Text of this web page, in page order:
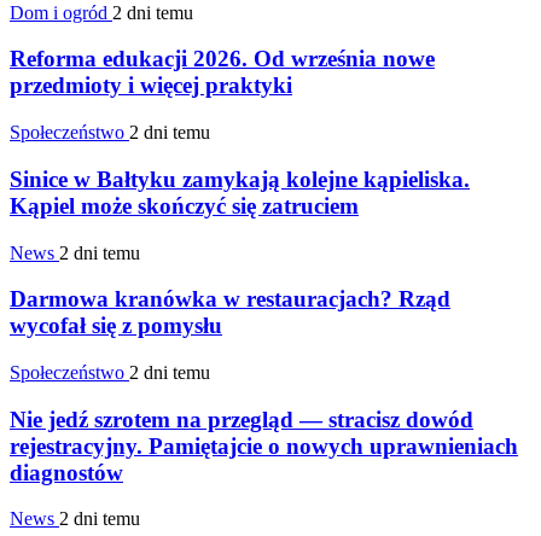
Dom i ogród 2 dni temu
Reforma edukacji 2026. Od września nowe
przedmioty i więcej praktyki
Społeczeństwo 2 dni temu
Sinice w Bałtyku zamykają kolejne kąpieliska.
Kąpiel może skończyć się zatruciem
News 2 dni temu
Darmowa kranówka w restauracjach? Rząd
wycofał się z pomysłu
Społeczeństwo 2 dni temu
Nie jedź szrotem na przegląd — stracisz dowód
rejestracyjny. Pamiętajcie o nowych uprawnieniach
diagnostów
News 2 dni temu